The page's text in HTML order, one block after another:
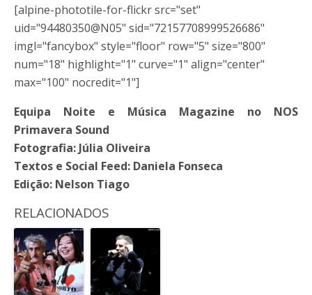
[alpine-phototile-for-flickr src="set"
uid="94480350@N05" sid="72157708999526686"
imgl="fancybox" style="floor" row="5" size="800"
num="18" highlight="1" curve="1" align="center"
max="100" nocredit="1"]
Equipa Noite e Música Magazine no NOS
Primavera Sound
Fotografia: Júlia Oliveira
Textos e Social Feed: Daniela Fonseca
Edição: Nelson Tiago
RELACIONADOS